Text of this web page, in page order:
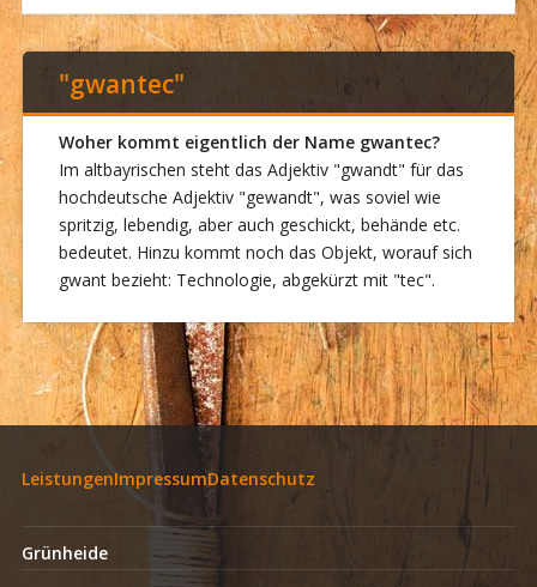
"gwantec"
Woher kommt eigentlich der Name gwantec?
Im altbayrischen steht das Adjektiv "gwandt" für das
hochdeutsche Adjektiv "gewandt", was soviel wie
spritzig, lebendig, aber auch geschickt, behände etc.
bedeutet. Hinzu kommt noch das Objekt, worauf sich
gwant bezieht: Technologie, abgekürzt mit "tec".
LeistungenImpressumDatenschutz
Grünheide